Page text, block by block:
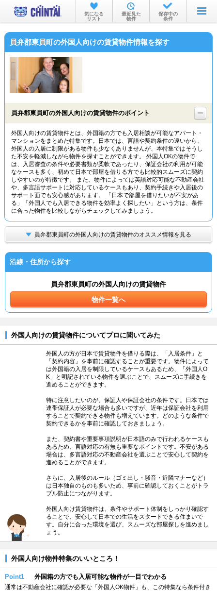
お部屋を探す
沿線・駅から
物件特集から
TOP
気になる
リスト
最近見た
物件
保存中の
条件
員弁郡東員町の外国人向けの賃貸物件情報を探す
員弁郡東員町の外国人向けの賃貸物件のポイント
外国人向けの賃貸物件とは、外国籍の方でも入居相談が可能なアパート・
マンションをまとめた特集です。日本では、言語や契約条件の違いから、
外国人の入居に制限がある物件も少なくありませんが、本特集ではそうし
た不安を軽減しながら物件を探すことができます。 外国人OKの物件で
は、入居審査の条件や必要書類が柔軟であったり、保証会社の利用が可能
なケースも多く、初めて日本で部屋を借りる方でも比較的スムーズに契約
しやすいのが特徴です。 また、物件によっては英語対応可能な不動産会社
や、多言語サポートに対応しているケースもあり、契約手続きや入居後の
サポート面でも安心感があります。 「日本で部屋を借りたいが不安があ
る」「外国人でも入居できる物件を効率よく探したい」という方は、条件
に合った物件を比較しながらチェックしてみましょう。
員弁郡東員町の外国人向けの賃貸物件のオススメ情報を見る
沿線・住所から探す
員弁郡東員町の外国人向けの賃貸物件
物件一覧へ
外国人向けの賃貸物件についてプロに聞いてみた
外国人の方が日本で賃貸物件を借りる際は、「入居条件」と
「契約内容」を事前に確認することが重要です。物件によって
は外国籍の入居を制限しているケースもあるため、「外国人O
K」と明記されている物件を選ぶことで、スムーズに手続きを
進めることができます。
特に注意したいのが、保証人や保証会社の条件です。日本では
連帯保証人が必要な場合も多いですが、近年は保証会社を利用
することで契約できる物件も増えています。どのような条件で
契約できるかを事前に確認しておきましょう。
また、契約書や重要事項説明が日本語のみで行われるケースも
あるため、言語対応の有無も重要なポイントです。不安がある
場合は、多言語対応の不動産会社を選ぶことで安心して契約を
進めることができます。
さらに、入居後のルール（ゴミ出し・騒音・近隣マナーなど）
は日本独自のものも多いため、事前に確認しておくことがトラ
ブル防止につながります。
外国人向け賃貸物件は、条件やサポート体制をしっかり確認す
ることで、安心して日本での生活をスタートできる住まいで
す。自分に合った環境を選び、スムーズな部屋探しを進めまし
ょう。
外国人向け物件特集のいいところ！
Point1 外国籍の方でも入居可能な物件が一目でわかる
通常は不動産会社に確認が必要な「外国人OK物件」も、この特集なら条件付き